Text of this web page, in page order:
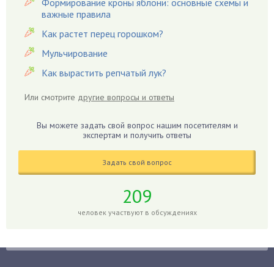
Георгины
Герань
Гиацинт
Гибискус
Гладиолусы
Голубика
Груши
Формирование кроны яблони: основные схемы и
важные правила
Как растет перец горошком?
Мульчирование
Как вырастить репчатый лук?
Или смотрите другие вопросы и ответы
Вы можете задать свой вопрос нашим посетителям и
экспертам и получить ответы
Задать свой вопрос
209
человек участвуют в обсуждениях